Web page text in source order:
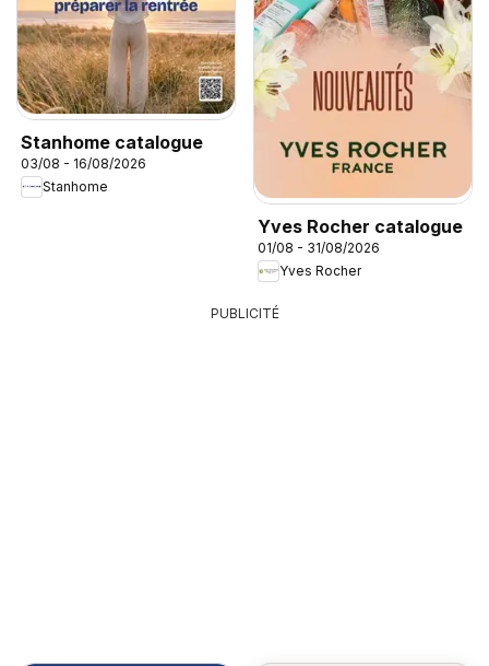
Stanhome catalogue
03/08 - 16/08/2026
Stanhome
Yves Rocher catalogue
01/08 - 31/08/2026
Yves Rocher
PUBLICITÉ